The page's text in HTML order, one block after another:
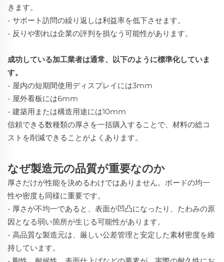
きます。
- サポート訪問の繰り返しは利益率を低下させます。
- 反りや割れは企業の評判を損なう可能性があります。
成功している加工業者は通常、以下のように標準化していま
す。
- 屋内の短期間使用ディスプレイには3mm
- 屋外看板には6mm
- 建築用または構造用途には10mm
信頼できる数種類の厚さを一括購入することで、材料の総コ
ストを削減できることがよくあります。
なぜ製造元の品質が重要なのか
厚さだけが性能を決めるわけではありません。ボードの均一
性や密度も同様に重要です。
- 厚さが不均一であると、表面が凹凸になったり、たわみの原
因となる弱い箇所が生じる可能性があります。
- 高品質な製造元は、厳しい公差管理と安定した素材密度を維
持しています。